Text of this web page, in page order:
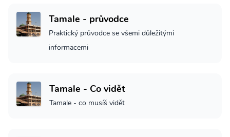
Tamale - průvodce
Praktický průvodce se všemi důležitými
informacemi
Tamale - Co vidět
Tamale - co musíš vidět